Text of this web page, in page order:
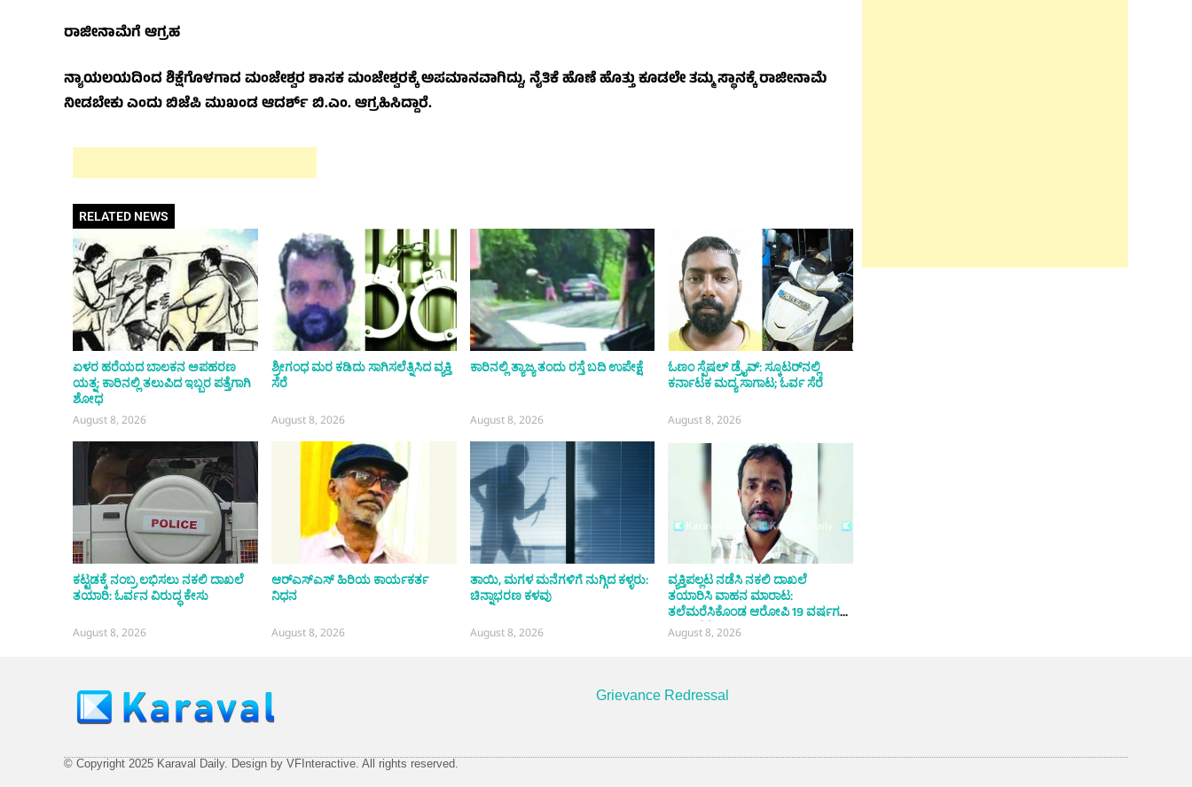
ರಾಜೀನಾಮೆಗೆ ಆಗ್ರಹ
ನ್ಯಾಯಲಯದಿಂದ ಶಿಕ್ಷೆಗೊಳಗಾದ ಮಂಜೇಶ್ವರ ಶಾಸಕ ಮಂಜೇಶ್ವರಕ್ಕೆ ಅಪಮಾನವಾಗಿದ್ದು, ನೈತಿಕೆ ಹೊಣೆ ಹೊತ್ತು ಕೂಡಲೇ ತಮ್ಮ ಸ್ಥಾನಕ್ಕೆ ರಾಜೀನಾಮೆ
ನೀಡಬೇಕು ಎಂದು ಬಿಜೆಪಿ ಮುಖಂಡ ಆದರ್ಶ್ ಬಿ.ಎಂ. ಆಗ್ರಹಿಸಿದ್ದಾರೆ.
RELATED NEWS
ಏಳರ ಹರೆಯದ ಬಾಲಕನ ಅಪಹರಣ
ಯತ್ನ: ಕಾರಿನಲ್ಲಿ ತಲುಪಿದ ಇಬ್ಬರ ಪತ್ತೆಗಾಗಿ
ಶೋಧ
August 8, 2026
ಶ್ರೀಗಂಧ ಮರ ಕಡಿದು ಸಾಗಿಸಲೆತ್ನಿಸಿದ ವ್ಯಕ್ತಿ
ಸೆರೆ
August 8, 2026
ಕಾರಿನಲ್ಲಿ ತ್ಯಾಜ್ಯ ತಂದು ರಸ್ತೆ ಬದಿ ಉಪೇಕ್ಷೆ
August 8, 2026
ಓಣಂ ಸ್ಪೆಷಲ್ ಡ್ರೈವ್: ಸ್ಕೂಟರ್‌ನಲ್ಲಿ
ಕರ್ನಾಟಕ ಮದ್ಯ ಸಾಗಾಟ; ಓರ್ವ ಸೆರೆ
August 8, 2026
ಕಟ್ಟಡಕ್ಕೆ ನಂಬ್ರ ಲಭಿಸಲು ನಕಲಿ ದಾಖಲೆ
ತಯಾರಿ: ಓರ್ವನ ವಿರುದ್ಧ ಕೇಸು
August 8, 2026
ಆರ್‌ಎಸ್‌ಎಸ್ ಹಿರಿಯ ಕಾರ್ಯಕರ್ತ
ನಿಧನ
August 8, 2026
ತಾಯಿ, ಮಗಳ ಮನೆಗಳಿಗೆ ನುಗ್ಗಿದ ಕಳ್ಳರು:
ಚಿನ್ನಾಭರಣ ಕಳವು
August 8, 2026
ವ್ಯಕ್ತಿಪಲ್ಲಟ ನಡೆಸಿ ನಕಲಿ ದಾಖಲೆ
ತಯಾರಿಸಿ ವಾಹನ ಮಾರಾಟ:
ತಲೆಮರೆಸಿಕೊಂಡ ಆರೋಪಿ 19 ವರ್ಷಗಳ
ಬಳಿಕ ಸೆರೆ
August 8, 2026
Grievance Redressal
© Copyright 2025 Karaval Daily. Design by VFInteractive. All rights reserved.